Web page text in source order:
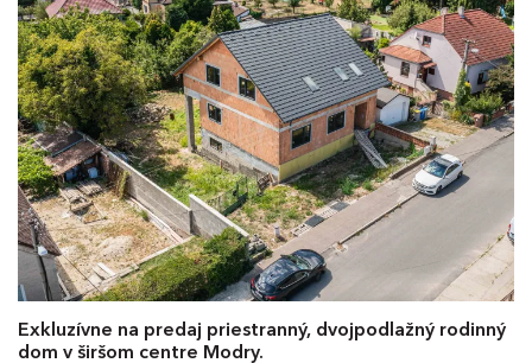
Exkluzívne na predaj priestranný, dvojpodlažný rodinný
dom v širšom centre Modry.